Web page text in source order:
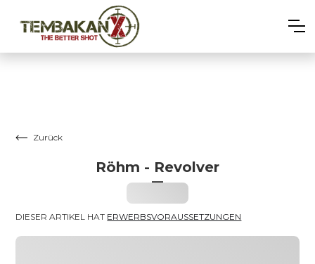
Zurück
Röhm - Revolver
–
DIESER ARTIKEL HAT ERWERBSVORAUSSETZUNGEN